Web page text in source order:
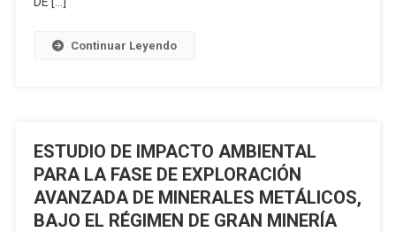
DE
COMPLEMENTARIO
ESTUDIO
DE
IMPACTO
Continuar Leyendo
ESTUDIO DE IMPACTO AMBIENTAL
PARA LA FASE DE EXPLORACIÓN
AVANZADA DE MINERALES METÁLICOS,
BAJO EL RÉGIMEN DE GRAN MINERÍA